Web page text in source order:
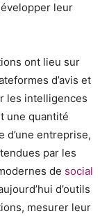
leur
ont lieu sur
d’avis et
les intelligences
une quantité
d’une entreprise,
par les
de social
d’outils
mesurer leur